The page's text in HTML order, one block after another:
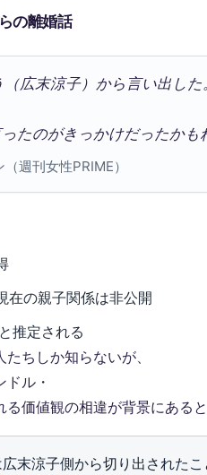
の離婚話
（広末涼子）から言い出した
たのがきっかけだったかも
週刊女性PRIME）
在の親子関係は非公開
推定される
ちしか知らないが、
ル・
る価値観の相違が背景にある
末涼子側から切り出された